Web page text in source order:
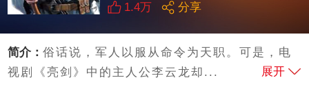
1.4万 分享
简介：俗话说，军人以服从命令为天职。可是，电
视剧《亮剑》中的主人公李云龙却...
展开